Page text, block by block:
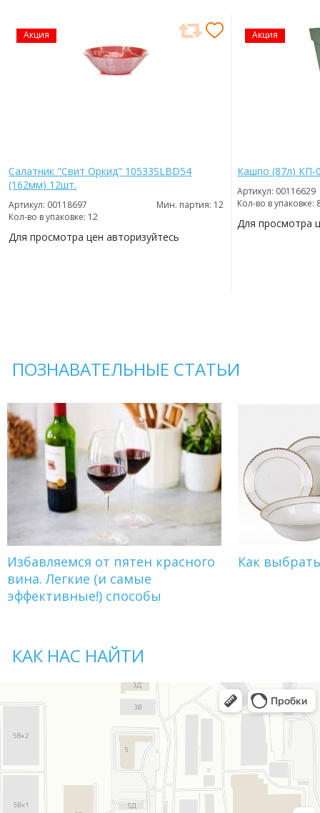
Акция
Салатник "Свит Оркид" 10533SLBD54
(162мм) 12шт.
Артикул: 00118697
Мин. партия: 12
Кол-во в упаковке: 12
Для просмотра цен авторизуйтесь
Акция
Кашпо (87л) КП-
Артикул: 00116629
Кол-во в упаковке:
Для просмотра
ПОЗНАВАТЕЛЬНЫЕ СТАТЬИ
Избавляемся от пятен красного
вина. Легкие (и самые
эффективные!) способы
Как
КАК НАС НАЙТИ